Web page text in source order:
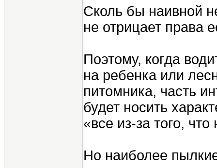
Сколь бы наивной
не отрицает права
Поэтому, когда
на ребенка или
питомника, часть
будет носить
«все из-за того,
Но наиболее